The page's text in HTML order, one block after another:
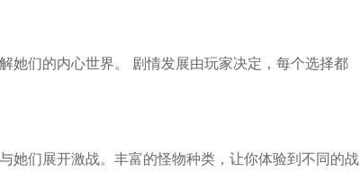
她们的内心世界。 剧情发展由玩家决定，每个选择都
她们展开激战。丰富的怪物种类，让你体验到不同的战